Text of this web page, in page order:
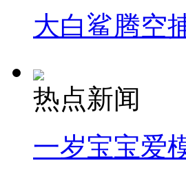
大白鲨腾空
热点新闻
一岁宝宝爱